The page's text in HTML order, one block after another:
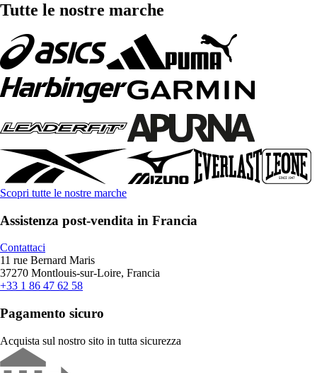
Tutte le nostre marche
Scopri tutte le nostre marche
Assistenza post-vendita in Francia
Contattaci
11 rue Bernard Maris
37270 Montlouis-sur-Loire, Francia
+33 1 86 47 62 58
Pagamento sicuro
Acquista sul nostro sito in tutta sicurezza